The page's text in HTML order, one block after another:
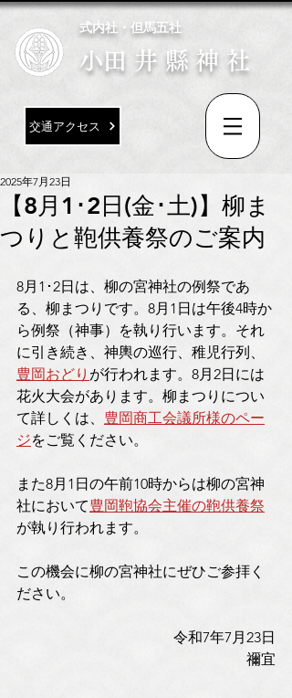
式内社・但馬五社
​小田井縣神社
交通アクセス
【8月1･2日(金･土)】柳ま
つりと鞄供養祭のご案内
2025年7月23日
8月1･2日は、柳の宮神社の例祭であ
る、柳まつりです。8月1日は午後4時か
ら例祭（神事）を執り行います。それ
に引き続き、神輿の巡行、稚児行列、
豊岡おどり が行われます。8月2日には
花火大会があります。柳まつりについ
て詳しくは、 豊岡商工会議所様のペー
ジをご覧ください。
また8月1日の午前10時からは柳の宮神
社において豊岡鞄協会主催の鞄供養祭
が執り行われます。
この機会に柳の宮神社にぜひご参拝く
ださい。
令和7年7月23日
禰宜